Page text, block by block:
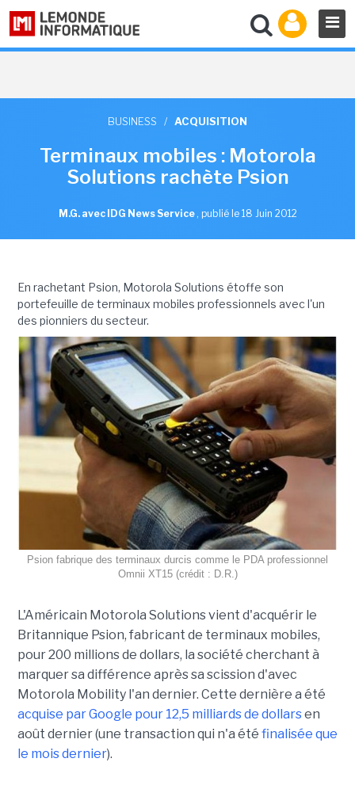
BUSINESS / ACQUISITION
Terminaux mobiles : Motorola
Solutions rachète Psion
M.G. avec IDG News Service , publié le 18 Juin 2012
En rachetant Psion, Motorola Solutions étoffe son
portefeuille de terminaux mobiles professionnels avec l'un
des pionniers du secteur.
Psion fabrique des terminaux durcis comme le PDA professionnel
Omnii XT15 (crédit : D.R.)
L'Américain Motorola Solutions vient d'acquérir le
Britannique Psion, fabricant de terminaux mobiles,
pour 200 millions de dollars, la société cherchant à
marquer sa différence après sa scission d'avec
Motorola Mobility l'an dernier. Cette dernière a été
acquise par Google pour 12,5 milliards de dollarsen
août dernier (une transaction qui n'a été finalisée que
le mois dernier).